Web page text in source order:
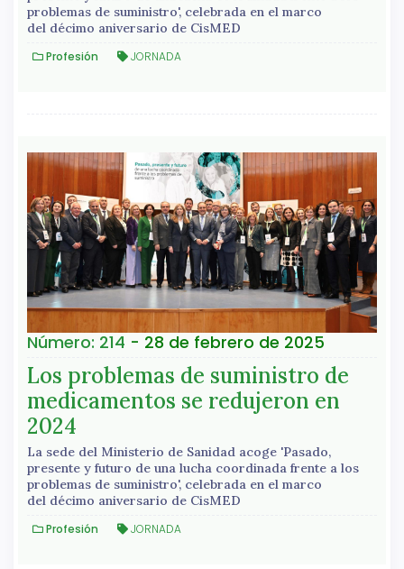
problemas de suministro', celebrada en el marco
del décimo aniversario de CisMED
Profesión JORNADA
Número: 214 - 28 de febrero de 2025
Los problemas de suministro de
medicamentos se redujeron en
2024
La sede del Ministerio de Sanidad acoge 'Pasado,
presente y futuro de una lucha coordinada frente a los
problemas de suministro', celebrada en el marco
del décimo aniversario de CisMED
Profesión JORNADA